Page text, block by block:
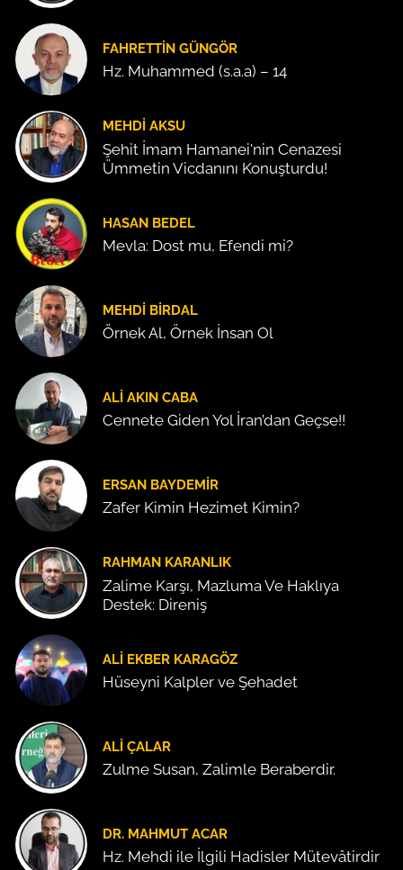
FAHRETTIN GÜNGÖR
Hz. Muhammed (s.a.a) – 14
MEHDI AKSU
Şehit İmam Hamanei'nin Cenazesi
Ümmetin Vicdanını Konuşturdu!
HASAN BEDEL
Mevla: Dost mu, Efendi mi?
MEHDI BIRDAL
Örnek Al, Örnek İnsan Ol
ALI AKIN CABA
Cennete Giden Yol İran’dan Geçse!!
ERSAN BAYDEMIR
Zafer Kimin Hezimet Kimin?
RAHMAN KARANLIK
Zalime Karşı, Mazluma Ve Haklıya
Destek: Direniş
ALI EKBER KARAGÖZ
Hüseyni Kalpler ve Şehadet
ALI ÇALAR
Zulme Susan, Zalimle Beraberdir.
DR. MAHMUT ACAR
Hz. Mehdi ile İlgili Hadisler Mütevâtirdir